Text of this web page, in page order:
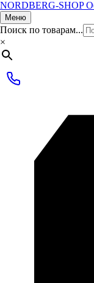
NORDBERG-SHOP
Меню
Поиск по товарам...
×